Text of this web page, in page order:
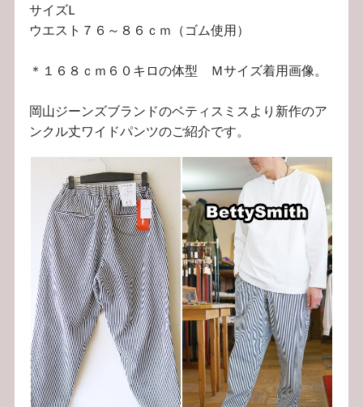
サイズL
ウエスト７６～８６ｃｍ（ゴム使用）
＊１６８ｃｍ６０キロの体型 Ｍサイズ着用画像。
岡山ジーンズブランドのベティスミスより新作のア
ンクル丈ワイドパンツのご紹介です。